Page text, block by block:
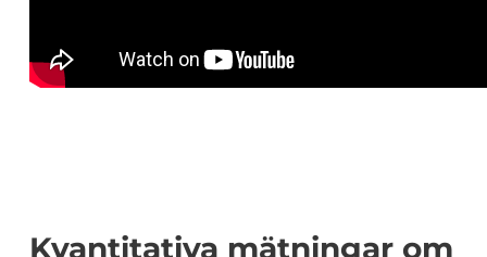
Kvantitativa mätningar om